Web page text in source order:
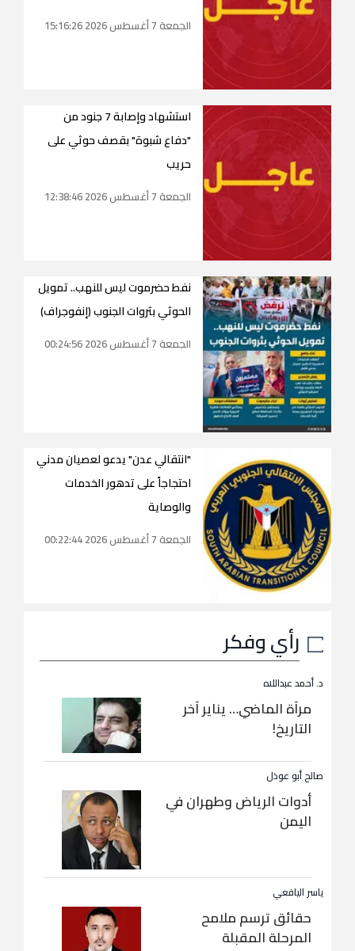
الجمعة 7 أغسطس 2026 15:16:26
استشهاد وإصابة 7 جنود من
"دفاع شبوة" بقصف حوثي على
حريب
الجمعة 7 أغسطس 2026 12:38:46
نفط حضرموت ليس للنهب.. تمويل
الحوثي بثروات الجنوب (إنفوجراف)
الجمعة 7 أغسطس 2026 00:24:56
"انتقالي عدن" يدعو لعصيان مدني
احتجاجاً على تدهور الخدمات
والوصاية
الجمعة 7 أغسطس 2026 00:22:44
رأي وفكر
د. أحمد عبداللاه
مرآة الماضي… يناير آخر
التاريخ!
صالح أبو عوذل
أدوات الرياض وطهران في
اليمن
ياسر اليافعي
حقائق ترسم ملامح
المرحلة المقبلة